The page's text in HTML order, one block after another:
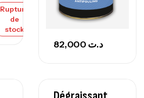
Rupture
de
stock
د.ت